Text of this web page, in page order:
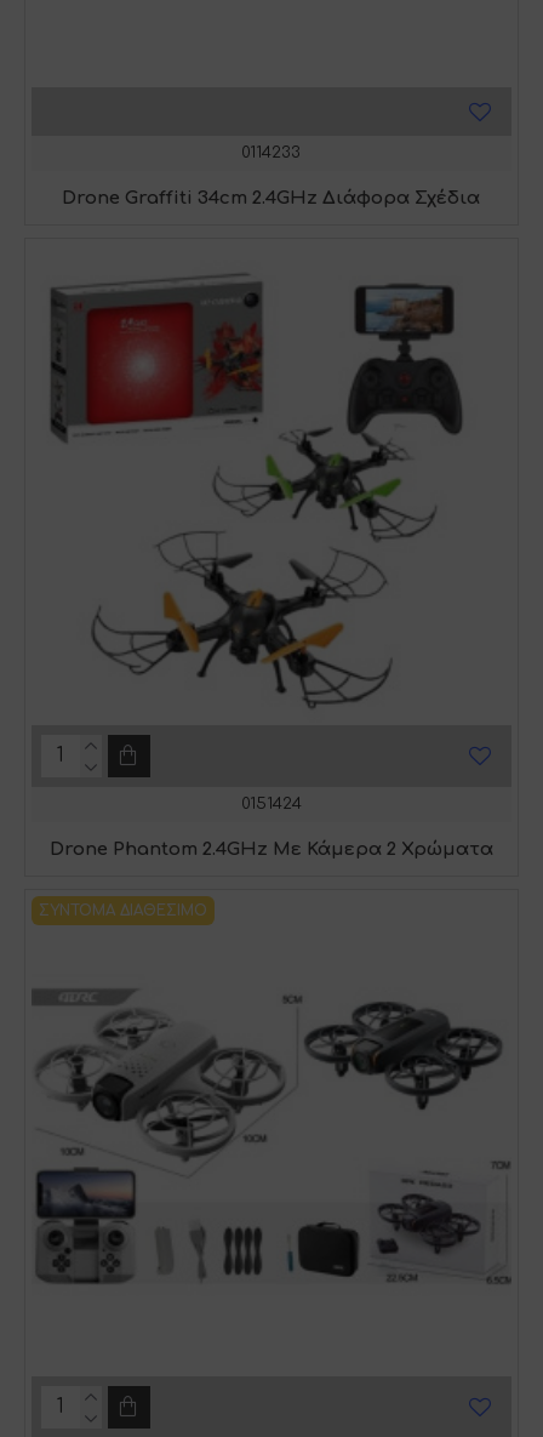
0114233
Drone Graffiti 34cm 2.4GHz Διάφορα Σχέδια
0151424
Drone Phantom 2.4GHz Με Κάμερα 2 Χρώματα
ΣΎΝΤΟΜΑ ΔΙΑΘΈΣΙΜΟ